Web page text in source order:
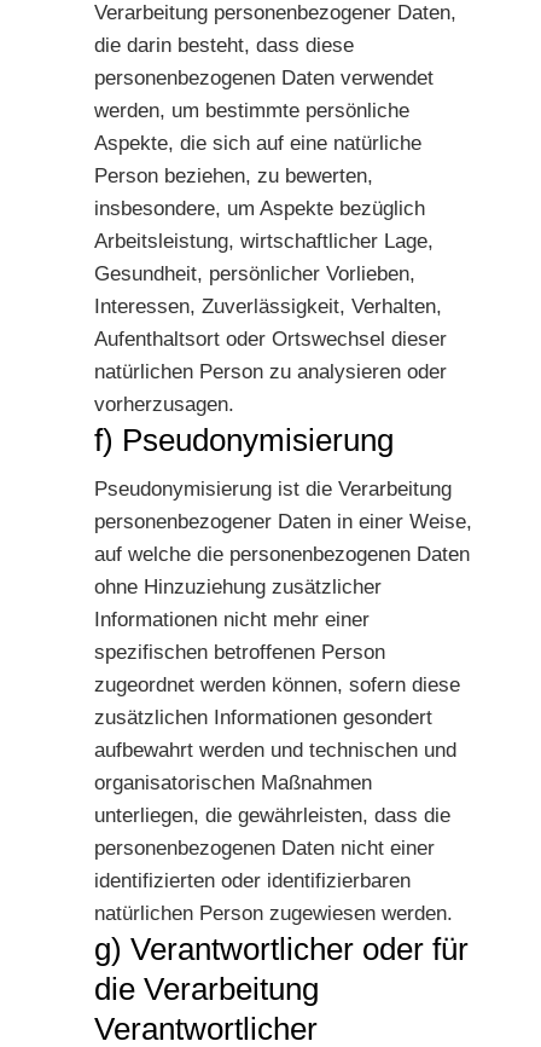
Verarbeitung personenbezogener Daten,
die darin besteht, dass diese
personenbezogenen Daten verwendet
werden, um bestimmte persönliche
Aspekte, die sich auf eine natürliche
Person beziehen, zu bewerten,
insbesondere, um Aspekte bezüglich
Arbeitsleistung, wirtschaftlicher Lage,
Gesundheit, persönlicher Vorlieben,
Interessen, Zuverlässigkeit, Verhalten,
Aufenthaltsort oder Ortswechsel dieser
natürlichen Person zu analysieren oder
vorherzusagen.
f) Pseudonymisierung
Pseudonymisierung ist die Verarbeitung
personenbezogener Daten in einer Weise,
auf welche die personenbezogenen Daten
ohne Hinzuziehung zusätzlicher
Informationen nicht mehr einer
spezifischen betroffenen Person
zugeordnet werden können, sofern diese
zusätzlichen Informationen gesondert
aufbewahrt werden und technischen und
organisatorischen Maßnahmen
unterliegen, die gewährleisten, dass die
personenbezogenen Daten nicht einer
identifizierten oder identifizierbaren
natürlichen Person zugewiesen werden.
g) Verantwortlicher oder für
die Verarbeitung
Verantwortlicher